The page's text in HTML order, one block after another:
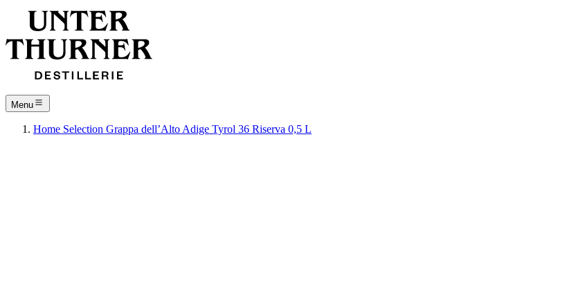
Menu
Home Selection Grappa dell’Alto Adige Tyrol 36 Riserva 0,5 L